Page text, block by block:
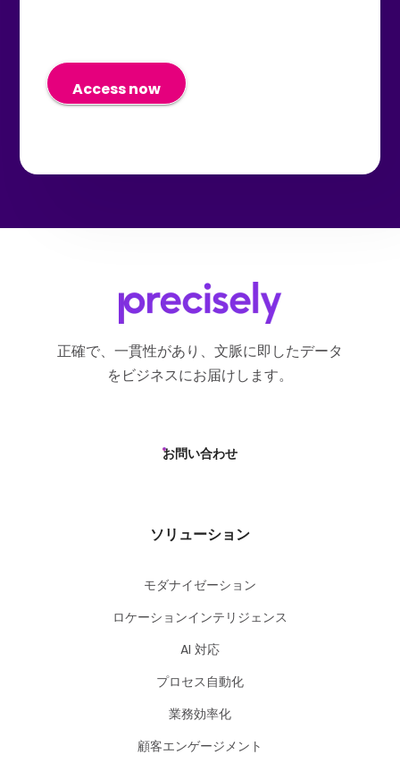
からリクエストを送信すること
で、いつでも同意を取り消し、こ
Preciselyのプライバシーウェブフ
ォーム
からリクエストを送信すること
正確で、一貫性があり、文脈に即したデータ
をビジネスにお届けします。
お問い合わせ
ソリューション
モダナイゼーション
ロケーションインテリジェンス
AI 対応
プロセス自動化
業務効率化
顧客エンゲージメント